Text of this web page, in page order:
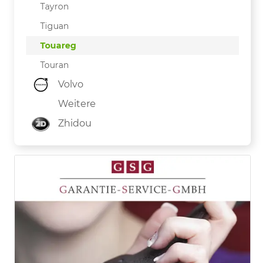
Tayron
Tiguan
Touareg
Touran
Volvo
Weitere
Zhidou